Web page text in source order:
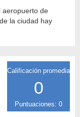
aeropuerto de
la ciudad hay
Calificación promedia
0
Puntuaciones: 0